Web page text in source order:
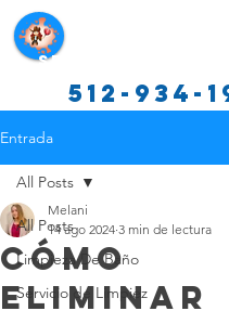
Servicios de
512-934-
Entrada
All Posts
Limpieza De Baño
Servicio de Limpiez
All Posts
Cómo
Eliminar
Melani
14 ago 2024 3 min de lectura